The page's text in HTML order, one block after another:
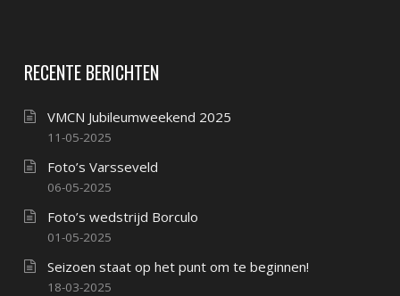
RECENTE BERICHTEN
VMCN Jubileumweekend 2025
11-05-2025
Foto’s Varsseveld
06-05-2025
Foto’s wedstrijd Borculo
01-05-2025
Seizoen staat op het punt om te beginnen!
18-03-2025